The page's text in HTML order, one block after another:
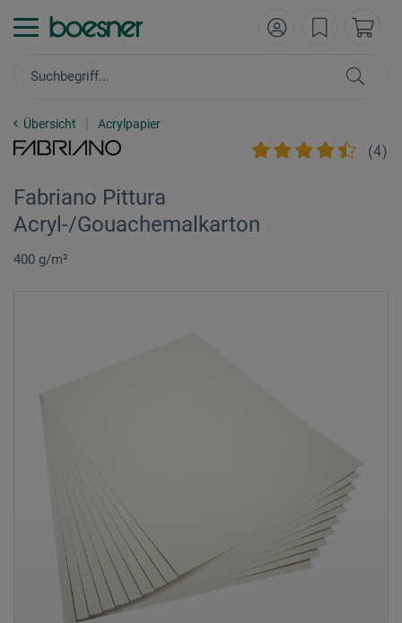
Übersicht Acrylpapier
(4)
Fabriano Pittura
Acryl-/Gouachemalkarton
400 g/m²